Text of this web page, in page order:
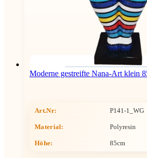
Moderne gestreifte Nana-Art klein
Art.Nr: P141-1_WG
Material: Polyresin
Höhe: 85cm